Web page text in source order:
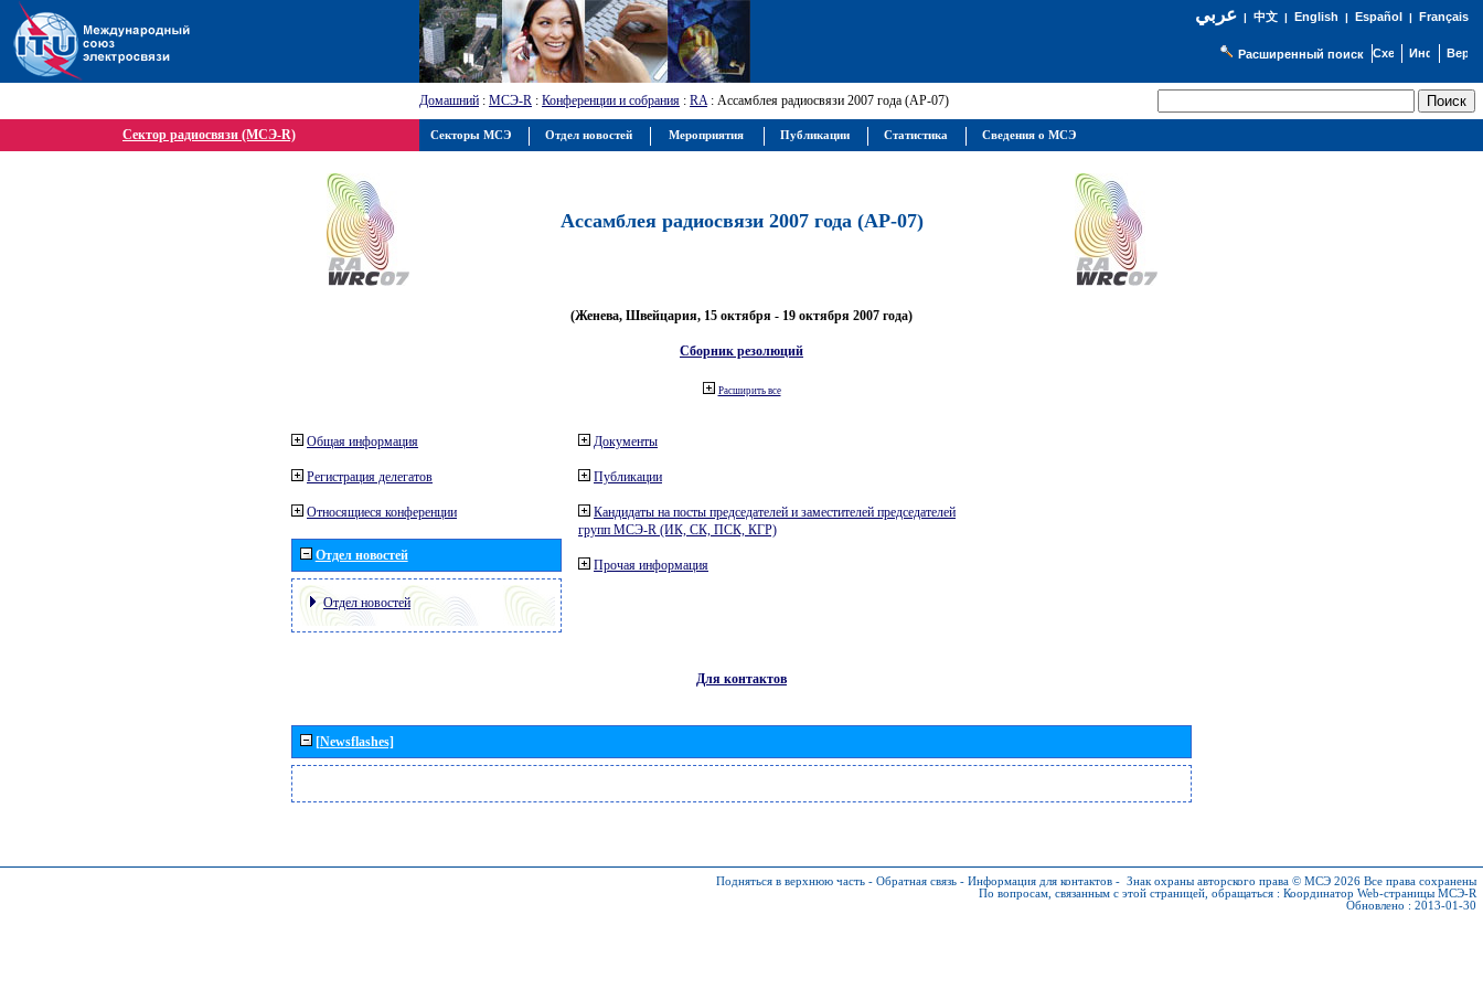
عربي| 中文| English | Español | Français
Расширенный поиск
Домашний : МСЭ-R : Конференции и собрания : RA: Ассамблея радиосвязи 2007 года (АР-07)
Сектор радиосвязи (МСЭ-R)
Ассамблея радиосвязи 2007 года (АР-07)
(Женева, Швейцария, 15 октября - 19 октября 2007 года)
Сборник резолюций
Расширить все
Общая информация
Регистрация делегатов
Относящиеся конференции
Отдел новостей
Отдел новостей
Документы
Публикации
Кандидаты на посты председателей и заместителей председателей
групп МСЭ-R (ИК, СК, ПСК, КГР)
Прочая информация
Для контактов
[Newsflashes]
Подняться в верхнюю часть - Обратная связь - Информация для контактов - Знак охраны авторского права © МСЭ 2026 Все права сохранены
По вопросам, связанным с этой страницей, обращаться : Координатор Web-страницы МСЭ-R
Обновлено : 2013-01-30
Секторы МСЭ Отдел новостей Мероприятия Публикации Статистика Сведения о МСЭ